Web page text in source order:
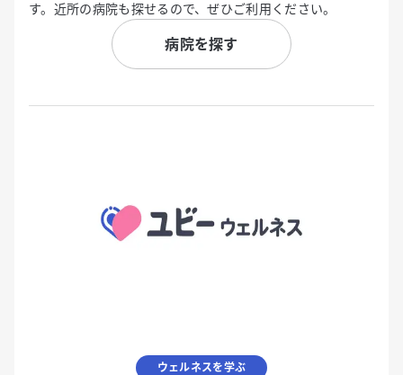
す。近所の病院も探せるので、ぜひご利用ください。
病院を探す
ウェルネスを学ぶ